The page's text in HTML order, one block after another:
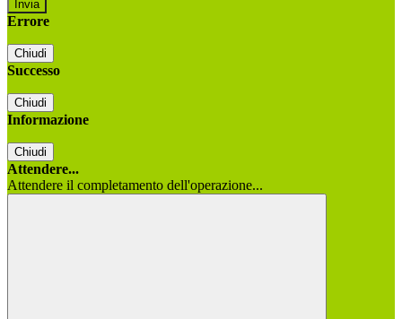
Errore
Chiudi
Successo
Chiudi
Informazione
Chiudi
Attendere...
Attendere il completamento dell'operazione...